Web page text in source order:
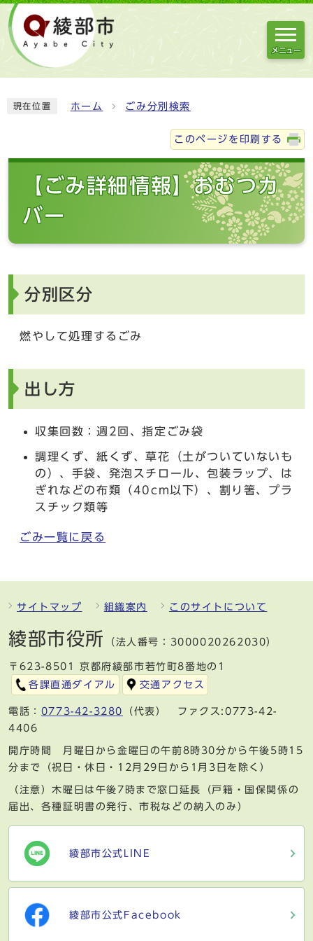
メニュー
現在位置 ホーム ごみ分別検索
このページを印刷する
【ごみ詳細情報】おむつカ
バー
分別区分
燃やして処理するごみ
出し方
収集回数：週2回、指定ごみ袋
調理くず、紙くず、草花（土がついていないも
の）、手袋、発泡スチロール、包装ラップ、は
ぎれなどの布類（40cm以下）、割り箸、プラ
スチック類等
ごみ一覧に戻る
サイトマップ 組織案内 このサイトについて
綾部市役所 （法人番号：3000020262030）
〒623-8501 京都府綾部市若竹町8番地の1
各課直通ダイアル
交通アクセス
電話： 0773-42-3280
（代表） ファクス:0773-42-
4406
開庁時間 月曜日から金曜日の午前8時30分から午後5時15
分まで（祝日・休日・12月29日から1月3日を除く）
（注意）木曜日は午後7時まで窓口延長（戸籍・国保関係の
届出、各種証明書の発行、市税などの納入のみ）
綾部市公式LINE
綾部市公式Facebook